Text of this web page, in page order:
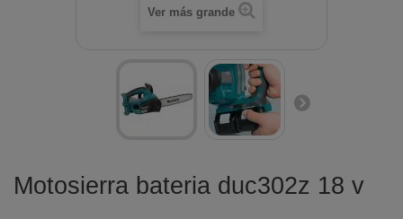
Ver más grande
Motosierra bateria duc302z 18 v